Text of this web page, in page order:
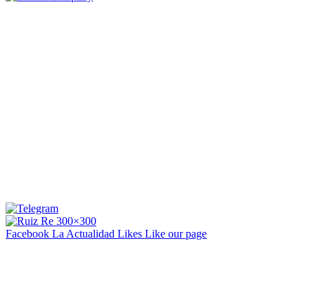
Facebook La Actualidad Likes Like our page